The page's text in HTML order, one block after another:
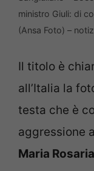
ministro Giuli: di
(Ansa Foto) –
Il titolo è
all’Italia la
testa che è
aggressione
Maria